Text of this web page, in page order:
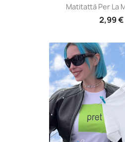
Matitattà Per La
2,99 €